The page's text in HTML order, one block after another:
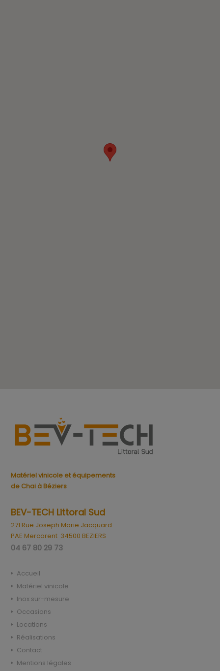
Matériel vinicole et équipements
de Chai à Béziers
BEV-TECH Littoral Sud
271 Rue Joseph Marie Jacquard
PAE Mercorent 34500 BEZIERS
04 67 80 29 73
Accueil
Matériel vinicole
Inox sur-mesure
Occasions
Locations
Réalisations
Contact
Mentions légales